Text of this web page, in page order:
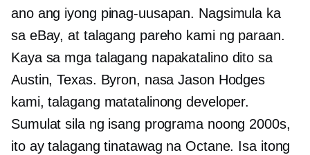
ano ang iyong pinag-uusapan. Nagsimula ka
sa eBay, at talagang pareho kami ng paraan.
Kaya sa mga talagang napakatalino dito sa
Austin, Texas. Byron, nasa Jason Hodges
kami, talagang matatalinong developer.
Sumulat sila ng isang programa noong 2000s,
ito ay talagang tinatawag na Octane. Isa itong